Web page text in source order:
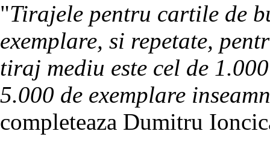
"Tirajele pentru cartile de
exemplare, si repetate,
tiraj mediu este cel de
5.000 de exemplare
completeaza Dumitru